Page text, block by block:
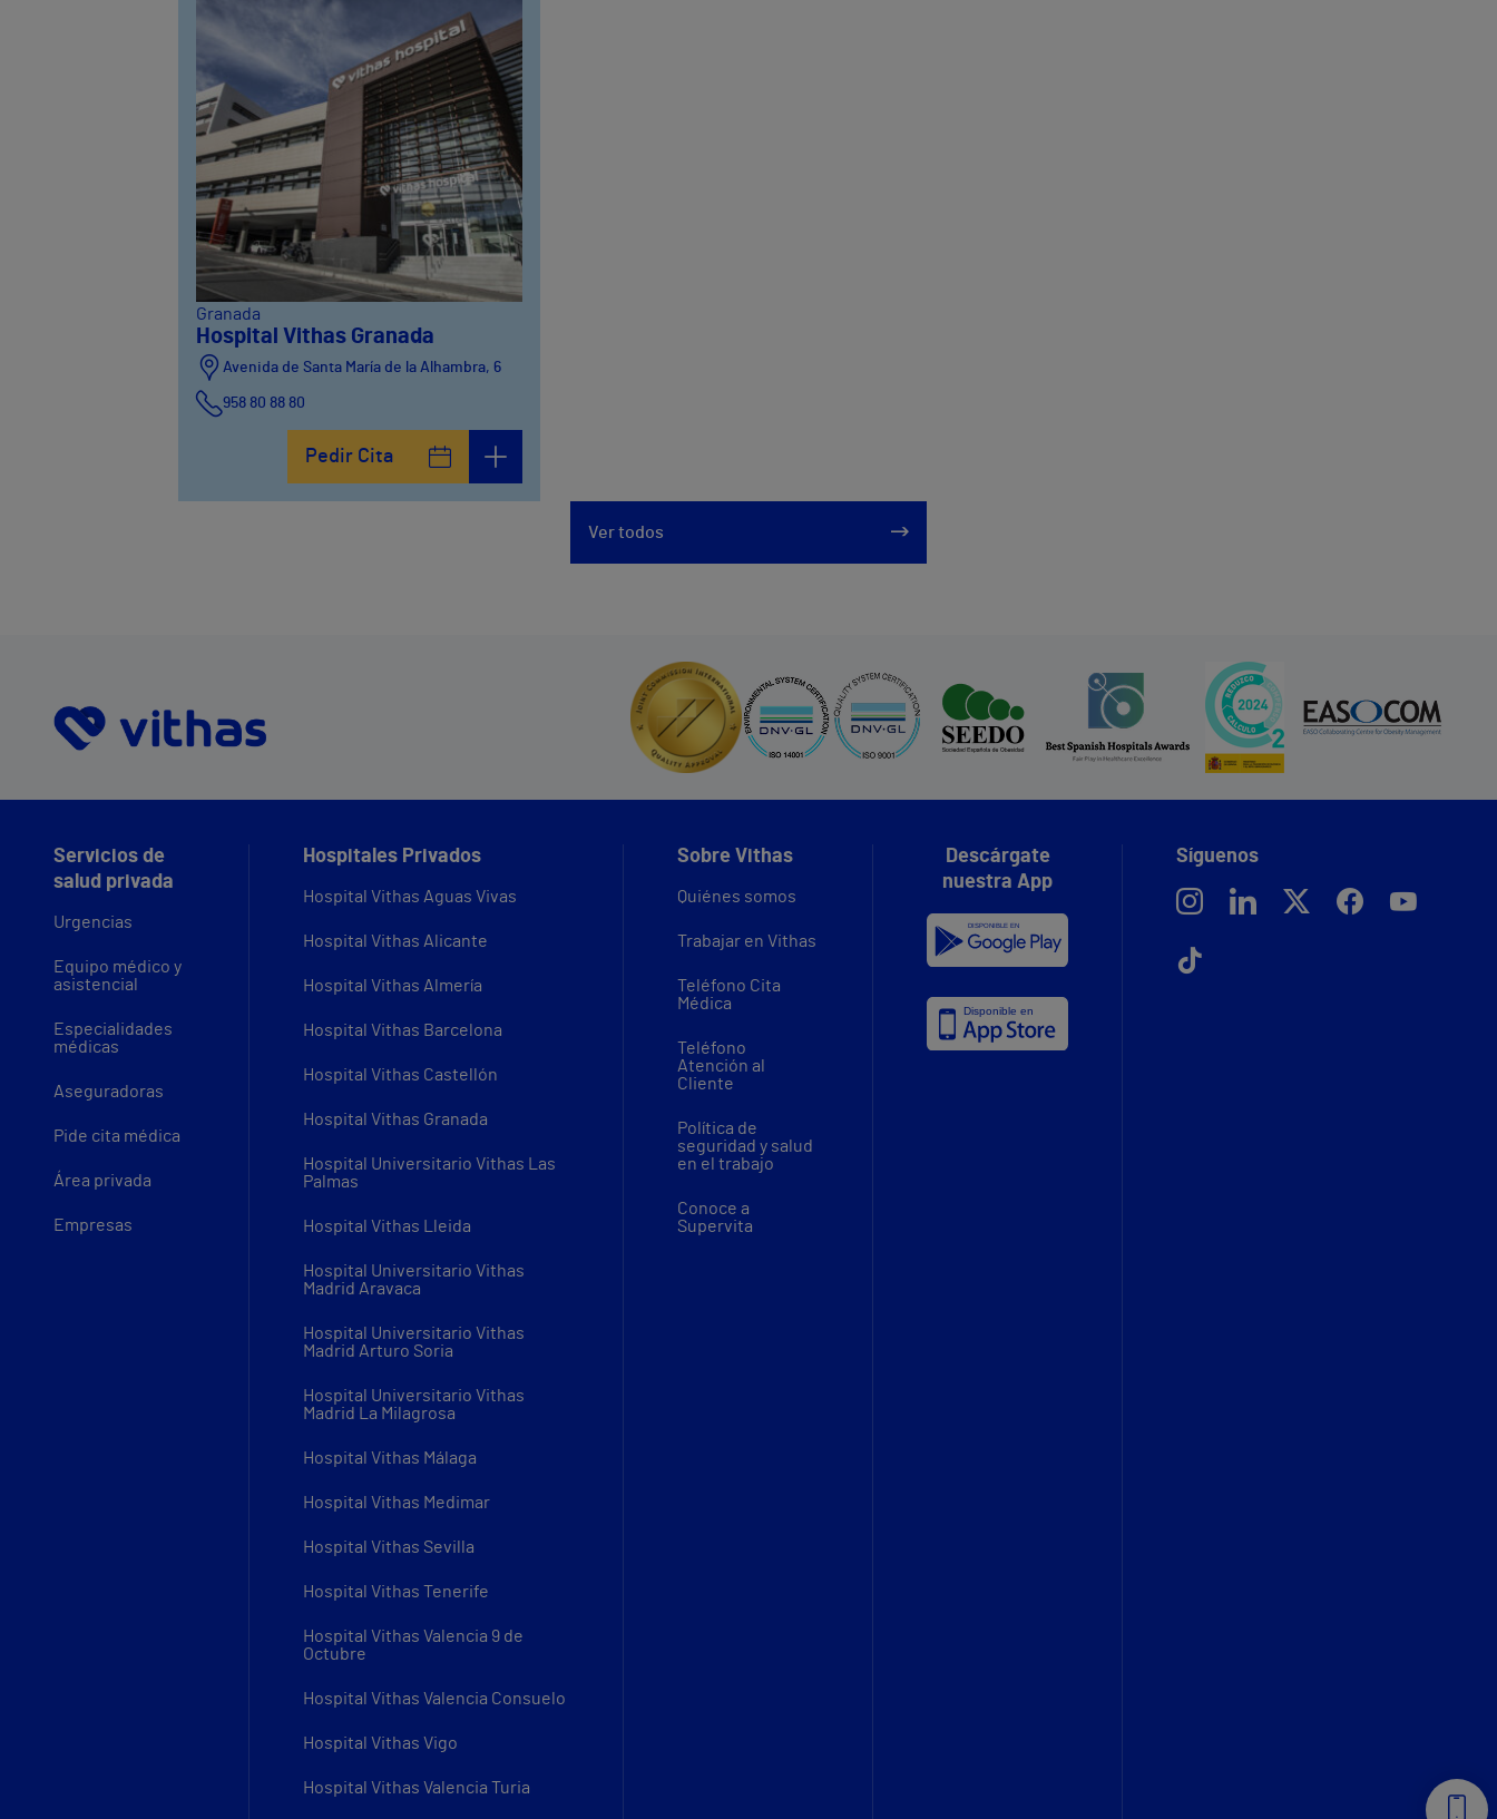
Granada
Hospital Vithas Granada
Avenida de Santa María de la Alhambra, 6
958 80 88 80
Pedir Cita
Ver todos
Servicios de
salud privada
Urgencias
Equipo médico y
asistencial
Especialidades
médicas
Aseguradoras
Pide cita médica
Área privada
Empresas
Hospitales Privados
Hospital Vithas Aguas Vivas
Hospital Vithas Alicante
Hospital Vithas Almería
Hospital Vithas Barcelona
Hospital Vithas Castellón
Hospital Vithas Granada
Hospital Universitario Vithas Las
Palmas
Hospital Vithas Lleida
Hospital Universitario Vithas
Madrid Aravaca
Hospital Universitario Vithas
Madrid Arturo Soria
Hospital Universitario Vithas
Madrid La Milagrosa
Hospital Vithas Málaga
Hospital Vithas Medimar
Hospital Vithas Sevilla
Hospital Vithas Tenerife
Hospital Vithas Valencia 9 de
Octubre
Hospital Vithas Valencia Consuelo
Hospital Vithas Vigo
Hospital Vithas Valencia Turia
Sobre Vithas
Quiénes somos
Trabajar en Vithas
Teléfono Cita
Médica
Teléfono
Atención al
Cliente
Política de
seguridad y salud
en el trabajo
Conoce a
Supervita
Descárgate
nuestra App
Síguenos